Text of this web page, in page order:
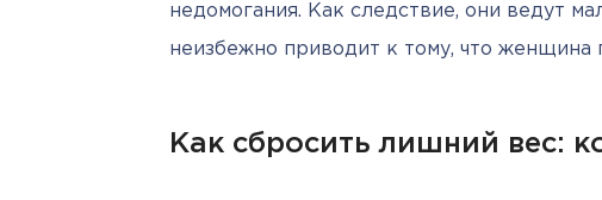
недомогания. Как следствие, они ведут
неизбежно приводит к тому, что женщина
Как сбросить лишний вес: